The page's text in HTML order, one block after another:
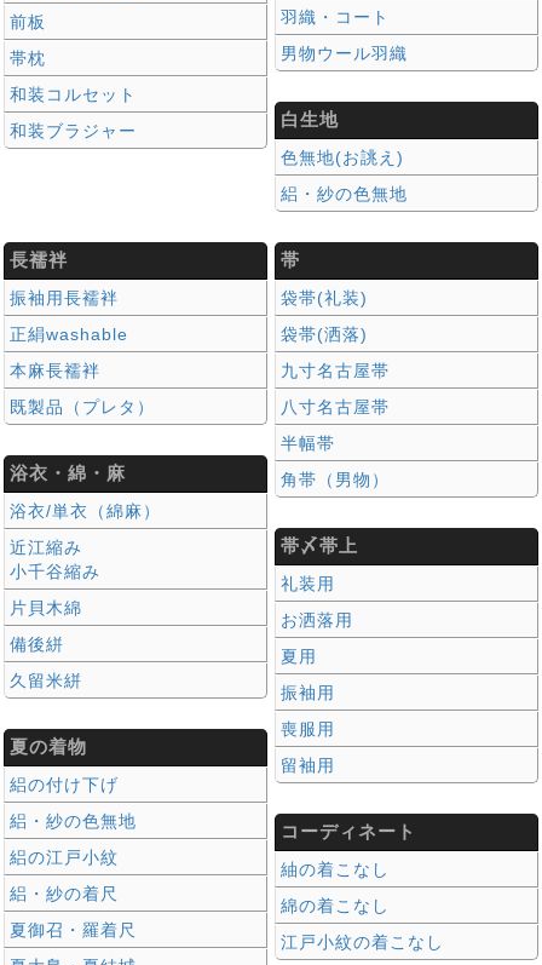
前板
帯枕
和装コルセット
和装ブラジャー
羽織・コート
男物ウール羽織
白生地
色無地(お誂え)
絽・紗の色無地
長襦袢
振袖用長襦袢
正絹washable
本麻長襦袢
既製品（プレタ）
浴衣・綿・麻
浴衣/単衣（綿麻）
近江縮み
小千谷縮み
片貝木綿
備後絣
久留米絣
夏の着物
絽の付け下げ
絽・紗の色無地
絽の江戸小紋
絽・紗の着尺
夏御召・羅着尺
帯
袋帯(礼装)
袋帯(洒落)
九寸名古屋帯
八寸名古屋帯
半幅帯
角帯（男物）
帯〆帯上
礼装用
お洒落用
夏用
振袖用
喪服用
留袖用
コーディネート
紬の着こなし
綿の着こなし
江戸小紋の着こなし